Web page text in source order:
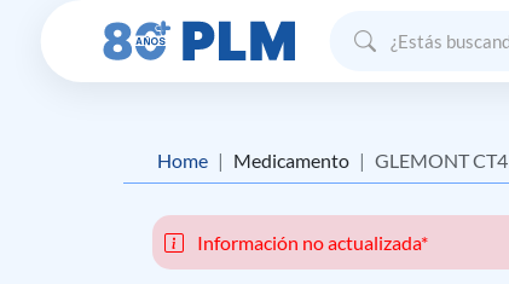
Home Medicamento GLEMONT CT4
Información no actualizada*